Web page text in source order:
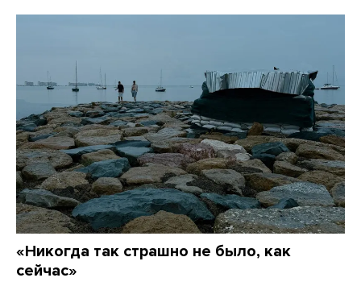
«Никогда так страшно не было, как
сейчас»